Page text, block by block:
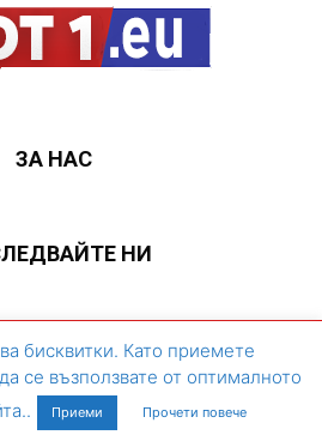
ЗА НАС
НИ
Контакти Архивен сайт
©
бисквитки. Като приемете
се възползвате от оптималното
Приеми Прочети повече